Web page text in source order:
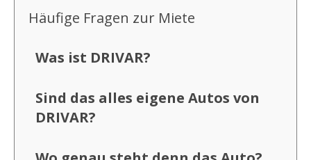
Häufige Fragen zur Miete
Was ist DRIVAR?
Sind das alles eigene Autos von
DRIVAR?